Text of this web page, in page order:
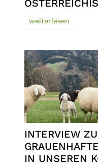
weiterlesen
INTERVIEW
IN UNSEREN